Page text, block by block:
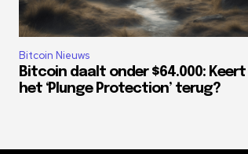
Bitcoin Nieuws
Bitcoin daalt onder $64.000: Keert
het ‘Plunge Protection’ terug?